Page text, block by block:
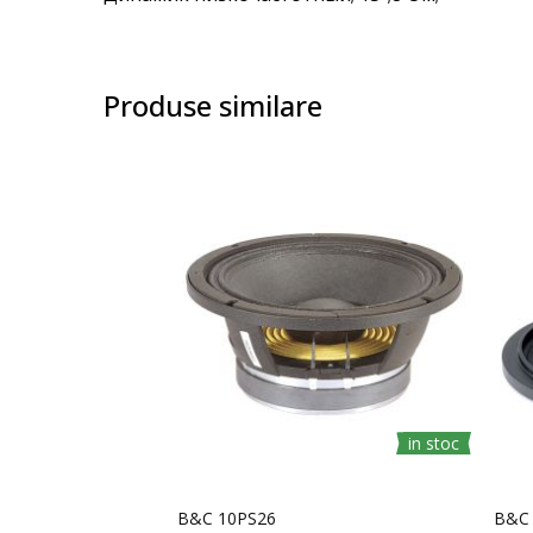
Produse similare
in stoc
B&C 10PS26